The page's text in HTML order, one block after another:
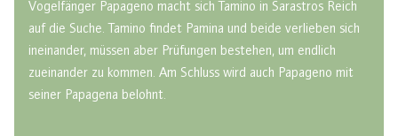
Vogelfänger Papageno macht sich Tamino in Sarastros Reich
auf die Suche. Tamino findet Pamina und beide verlieben sich
ineinander, müssen aber Prüfungen bestehen, um endlich
zueinander zu kommen. Am Schluss wird auch Papageno mit
seiner Papagena belohnt.